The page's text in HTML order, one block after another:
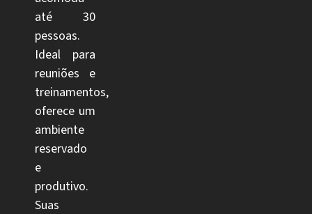
até 30
pessoas.
Ideal para
reuniões e
treinamentos,
oferece um
ambiente
reservado
e
produtivo.
Suas